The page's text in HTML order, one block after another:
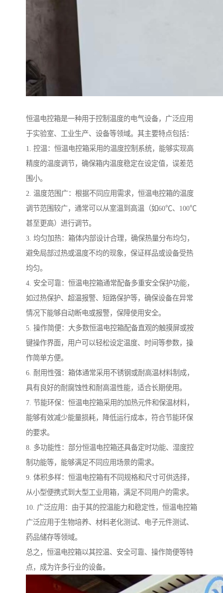
恒温电控箱是一种用于控制温度的电气设备，广泛应用
于实验室、工业生产、设备等领域。其主要特点包括：
1. 控温：恒温电控箱采用的温度控制系统，能够实现高
精度的温度调节，确保箱内温度稳定在设定值，误差范
围小。
2. 温度范围广：根据不同应用需求，恒温电控箱的温度
调节范围较广，通常可以从室温到高温（如60℃、100℃
甚至更高）进行调节。
3. 均匀加热：箱体内部设计合理，确保热量分布均匀，
避免局部过热或温度不均的现象，保证样品或设备受热
均匀。
4. 安全可靠：恒温电控箱通常配备多重安全保护功能，
如过热保护、超温报警、短路保护等，确保设备在异常
情况下能够自动断电或报警，保障使用安全。
5. 操作简便：大多数恒温电控箱配备直观的触摸屏或按
键操作界面，用户可以轻松设定温度、时间等参数，操
作简单方便。
6. 耐用性强：箱体通常采用不锈钢或耐高温材料制成，
具有良好的耐腐蚀性和耐高温性能，适合长期使用。
7. 节能环保：恒温电控箱采用的加热元件和保温材料，
能够有效减少能量损耗，降低运行成本，符合节能环保
的要求。
8. 多功能性：部分恒温电控箱还具备定时功能、湿度控
制功能等，能够满足不同应用场景的需求。
9. 体积多样：恒温电控箱有不同规格和尺寸可供选择，
从小型便携式到大型工业用箱，满足不同用户的需求。
10. 广泛应用：由于其的控温能力和稳定性，恒温电控箱
广泛应用于生物培养、材料老化测试、电子元件测试、
药品储存等领域。
总之，恒温电控箱以其控温、安全可靠、操作简便等特
点，成为许多行业的设备。